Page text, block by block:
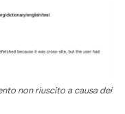
non riuscito a causa dei